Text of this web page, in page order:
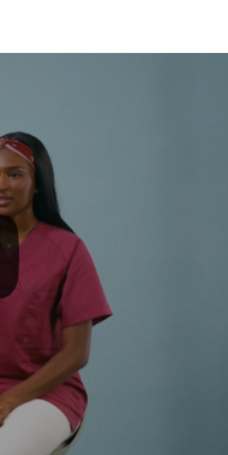
akzeptieren Sie
YouTube.
und
immer